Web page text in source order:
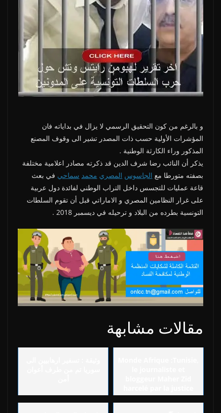
و بالرغم من كون التحقيق الرسمي لا يزال في بداياته فان
المؤشرات الأولية حسب ذات المصدر تشير الى وقوف المصنع
المذكور وراء الكارثة الوطنية .
يذكر أن النائب رضا شرف الدين قد ذكرته مصادر اعلامية مختلفة
بصفته متورطا مع الجاسوس المصري محمد سماحي في بعث
قاعة عمليات للتجسس داخل التراب الوطني لفائدة دول عربية
على غرار النظامين المصري و الاماراتي قبل أن تقوم السلطات
التونسية بطرده من البلاد و ترحيله في ديسمبر 2018 .
مقالات مشابهة